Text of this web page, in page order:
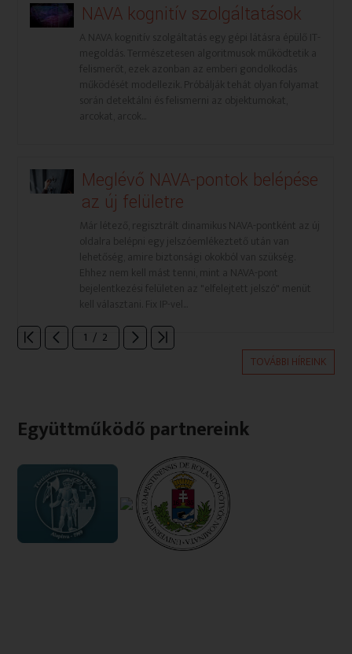
NAVA kognitív szolgáltatások
A NAVA kognitív szolgáltatás egy gépi látásra épülő IT-
megoldás. Természetesen algoritmusok működtetik a
felismerőt, ezek azonban az emberi gondolkodás
működését modellezik. Próbálják tehát olyan folyamat
során detektálni és felismerni az objektumokat,
arcokat, arcok...
Meglévő NAVA-pontok belépése
az új felületre
Már létező, regisztrált dinamikus NAVA-pontként az új
oldalra belépni egy jelszóemlékeztető után van
lehetőség, amire biztonsági okokból van szükség.
Ehhez nem kell mást tenni, mint a NAVA-pont
bejelentkezési felületen az "elfelejtett jelszó" menüt
kell választani. Fix IP-vel...
1 / 2
TOVÁBBI HÍREINK
Együttműködő partnereink